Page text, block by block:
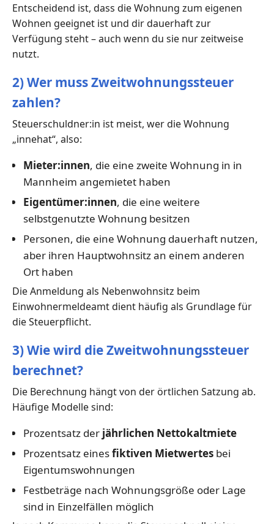
Entscheidend ist, dass die Wohnung zum eigenen
Wohnen geeignet ist und dir dauerhaft zur
Verfügung steht – auch wenn du sie nur zeitweise
nutzt.
2) Wer muss Zweitwohnungssteuer
zahlen?
Steuerschuldner:in ist meist, wer die Wohnung
„innehat“, also:
Mieter:innen, die eine zweite Wohnung in in
Mannheim angemietet haben
Eigentümer:innen, die eine weitere
selbstgenutzte Wohnung besitzen
Personen, die eine Wohnung dauerhaft nutzen,
aber ihren Hauptwohnsitz an einem anderen
Ort haben
Die Anmeldung als Nebenwohnsitz beim
Einwohnermeldeamt dient häufig als Grundlage für
die Steuerpflicht.
3) Wie wird die Zweitwohnungssteuer
berechnet?
Die Berechnung hängt von der örtlichen Satzung ab.
Häufige Modelle sind:
Prozentsatz der jährlichen Nettokaltmiete
Prozentsatz einesfiktiven Mietwertesbei
Eigentumswohnungen
Festbeträge nach Wohnungsgröße oder Lage
sind in Einzelfällen möglich